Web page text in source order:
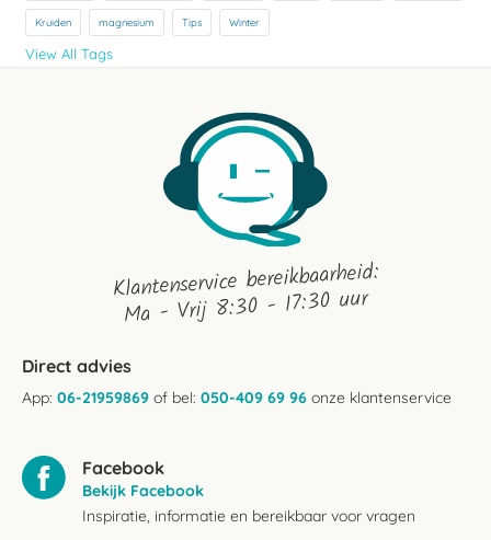
Kruiden magnesium Tips Winter
View All Tags
Klantenservice bereikbaarheid:
Ma - Vrij 8:30 - 17:30 uur
Direct advies
App: 06-21959869 of bel: 050-409 69 96 onze klantenservice
Facebook
Bekijk Facebook
Inspiratie, informatie en bereikbaar voor vragen